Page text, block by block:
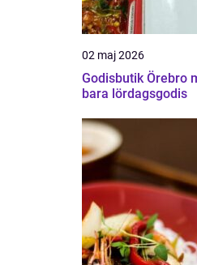
02 maj 2026
Godisbutik Örebro mer än
bara lördagsgodis